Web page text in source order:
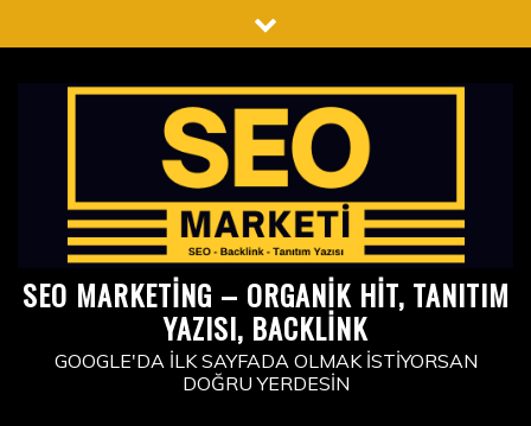
to
SEO MARKETING – ORGANIK HIT, TANITIM
YAZISI, BACKLINK
GOOGLE'DA İLK SAYFADA OLMAK İSTIYORSAN
DOĞRU YERDESIN